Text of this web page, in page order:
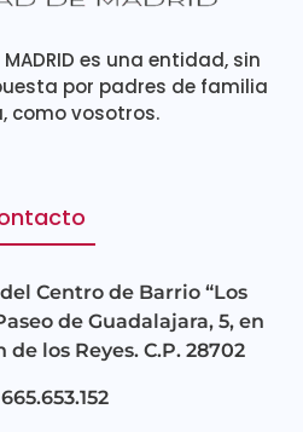
MADRID es una entidad, sin
por padres de familia
como vosotros.
Centro de Barrio “Los
de Guadalajara, 5, en
de los Reyes. C.P. 28702
665.653.152